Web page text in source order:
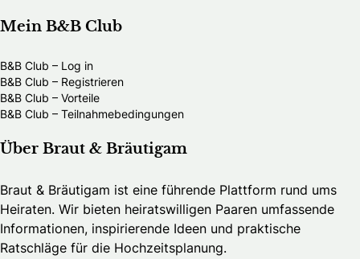
Mein B&B Club
B&B Club – Log in
B&B Club – Registrieren
B&B Club – Vorteile
B&B Club – Teilnahmebedingungen
Über Braut & Bräutigam
Braut & Bräutigam ist eine führende Plattform rund ums
Heiraten. Wir bieten heiratswilligen Paaren umfassende
Informationen, inspirierende Ideen und praktische
Ratschläge für die Hochzeitsplanung.